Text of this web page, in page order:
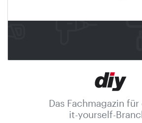
Das Fachmagazin für
it-yourself-